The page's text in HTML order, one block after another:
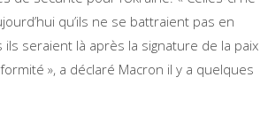
qu’ils ne se battraient pas en
ils seraient là après la signature de la paix
», a déclaré Macron il y a quelques